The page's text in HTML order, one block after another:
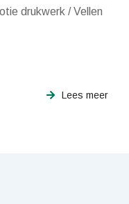
drukwerk / Vellen
Lees meer